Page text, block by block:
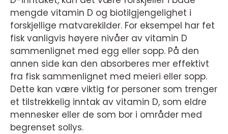
mengde vitamin D og biotilgjengelighet i
forskjellige matvarekilder. For eksempel har fet
fisk vanligvis høyere nivåer av vitamin D
sammenlignet med egg eller sopp. På den
annen side kan den absorberes mer effektivt
fra fisk sammenlignet med meieri eller sopp.
Dette kan være viktig for personer som trenger
et tilstrekkelig inntak av vitamin D, som eldre
mennesker eller de som bor i områder med
begrenset sollys.